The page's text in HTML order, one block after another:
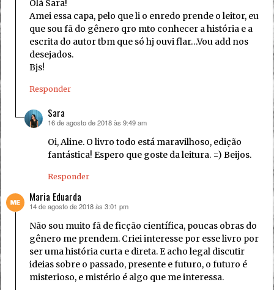
Olá Sara!
Amei essa capa, pelo que li o enredo prende o leitor, eu
que sou fã do gênero qro mto conhecer a história e a
escrita do autor tbm que só hj ouvi flar…Vou add nos
desejados.
Bjs!
Responder
Sara
disse:
16 de agosto de 2018 às 9:49 am
Oi, Aline. O livro todo está maravilhoso, edição
fantástica! Espero que goste da leitura. =) Beijos.
Responder
Maria Eduarda
disse:
14 de agosto de 2018 às 3:01 pm
Não sou muito fã de ficção científica, poucas obras do
gênero me prendem. Criei interesse por esse livro por
ser uma história curta e direta. E acho legal discutir
ideias sobre o passado, presente e futuro, o futuro é
misterioso, e mistério é algo que me interessa.